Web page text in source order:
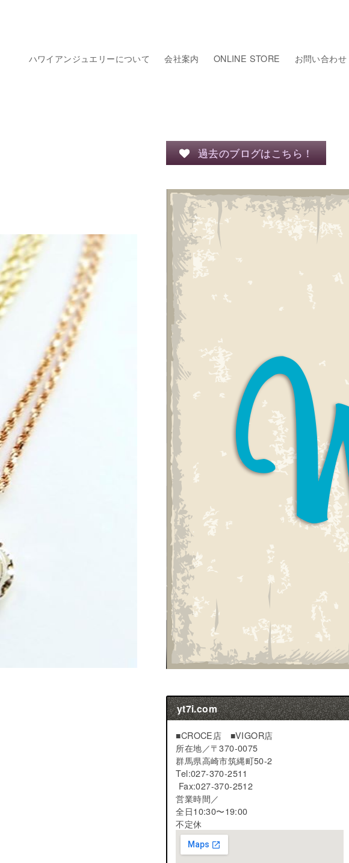
ハワイアンジュエリーについて 会社案内 ONLINE STORE お問い合わせ
過去のブログはこちら！
yt7i.com
■CROCE店 ■VIGOR店
所在地／〒370-0075
群馬県高崎市筑縄町50-2
Tel:027-370-2511
Fax:027-370-2512
営業時間／
全日10:30〜19:00
不定休